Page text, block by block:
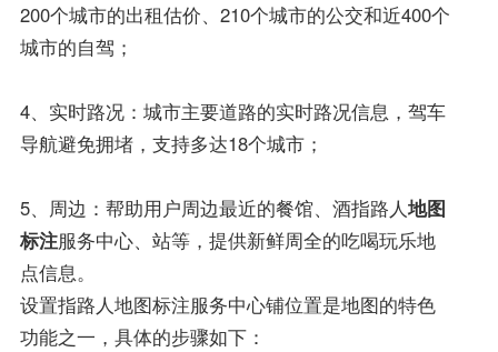
200个城市的出租估价、210个城市的公交和近400个
城市的自驾；
4、实时路况：城市主要道路的实时路况信息，驾车
导航避免拥堵，支持多达18个城市；
5、周边：帮助用户周边最近的餐馆、酒指路人地图
标注服务中心、站等，提供新鲜周全的吃喝玩乐地
点信息。
设置指路人地图标注服务中心铺位置是地图的特色
功能之一，具体的步骤如下：